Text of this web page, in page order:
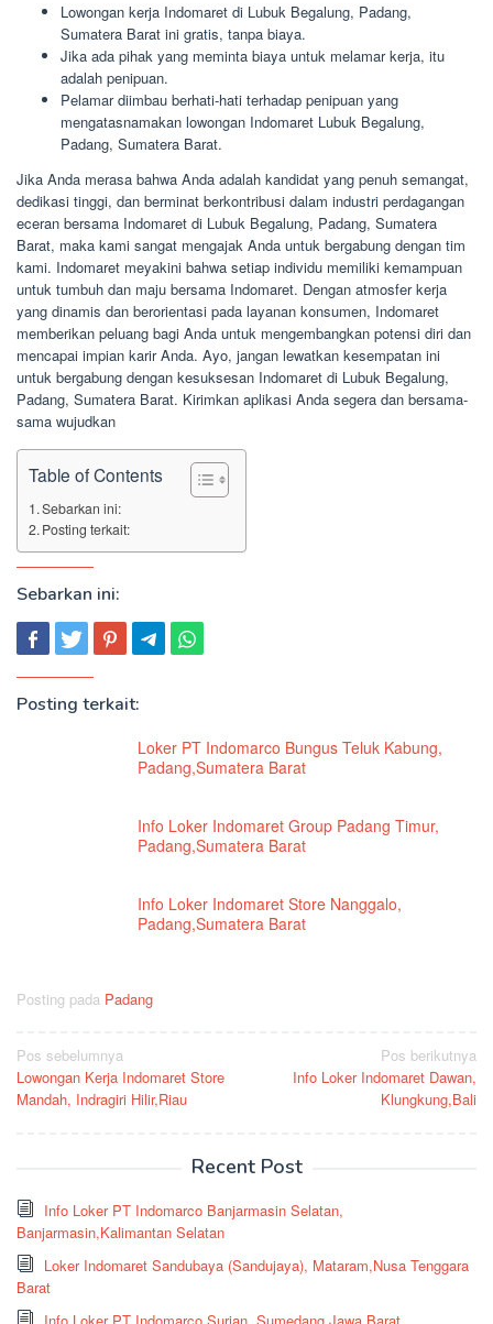
Lowongan kerja Indomaret di Lubuk Begalung, Padang,
Sumatera Barat ini gratis, tanpa biaya.
Jika ada pihak yang meminta biaya untuk melamar kerja, itu
adalah penipuan.
Pelamar diimbau berhati-hati terhadap penipuan yang
mengatasnamakan lowongan Indomaret Lubuk Begalung,
Padang, Sumatera Barat.
Jika Anda merasa bahwa Anda adalah kandidat yang penuh semangat,
dedikasi tinggi, dan berminat berkontribusi dalam industri perdagangan
eceran bersama Indomaret di Lubuk Begalung, Padang, Sumatera
Barat, maka kami sangat mengajak Anda untuk bergabung dengan tim
kami. Indomaret meyakini bahwa setiap individu memiliki kemampuan
untuk tumbuh dan maju bersama Indomaret. Dengan atmosfer kerja
yang dinamis dan berorientasi pada layanan konsumen, Indomaret
memberikan peluang bagi Anda untuk mengembangkan potensi diri dan
mencapai impian karir Anda. Ayo, jangan lewatkan kesempatan ini
untuk bergabung dengan kesuksesan Indomaret di Lubuk Begalung,
Padang, Sumatera Barat. Kirimkan aplikasi Anda segera dan bersama-
sama wujudkan
Table of Contents
Sebarkan ini:
Posting terkait:
Sebarkan ini:
Posting terkait:
Loker PT Indomarco Bungus Teluk Kabung,
Padang,Sumatera Barat
Info Loker Indomaret Group Padang Timur,
Padang,Sumatera Barat
Info Loker Indomaret Store Nanggalo,
Padang,Sumatera Barat
Posting pada Padang
Navigasi
pos
Pos sebelumnya
Lowongan Kerja Indomaret Store
Mandah, Indragiri Hilir,Riau
Pos berikutnya
Info Loker Indomaret Dawan,
Klungkung,Bali
Recent Post
Info Loker PT Indomarco Banjarmasin Selatan,
Banjarmasin,Kalimantan Selatan
Loker Indomaret Sandubaya (Sandujaya), Mataram,Nusa Tenggara
Barat